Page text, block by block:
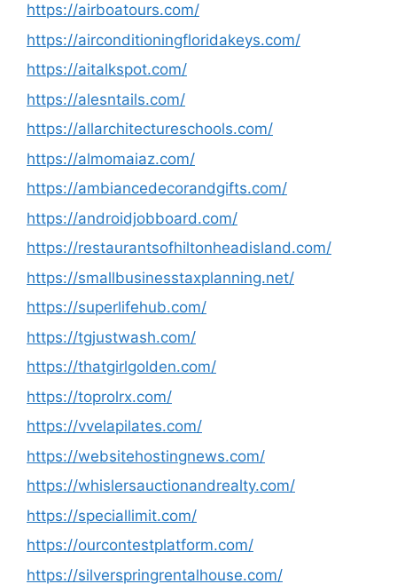
https://airboatours.com/
https://airconditioningfloridakeys.com/
https://aitalkspot.com/
https://alesntails.com/
https://allarchitectureschools.com/
https://almomaiaz.com/
https://ambiancedecorandgifts.com/
https://androidjobboard.com/
https://restaurantsofhiltonheadisland.com/
https://smallbusinesstaxplanning.net/
https://superlifehub.com/
https://tgjustwash.com/
https://thatgirlgolden.com/
https://toprolrx.com/
https://vvelapilates.com/
https://websitehostingnews.com/
https://whislersauctionandrealty.com/
https://speciallimit.com/
https://ourcontestplatform.com/
https://silverspringrentalhouse.com/